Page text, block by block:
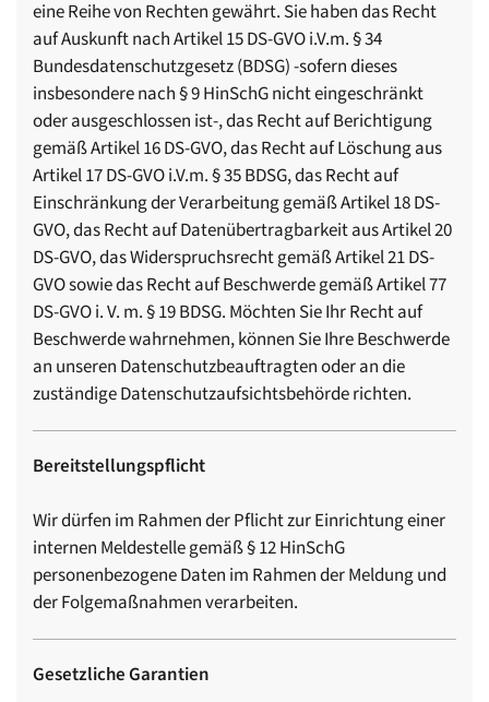
eine Reihe von Rechten gewährt. Sie haben das Recht
auf Auskunft nach Artikel 15 DS-GVO i.V.m. § 34
Bundesdatenschutzgesetz (BDSG) -sofern dieses
insbesondere nach § 9 HinSchG nicht eingeschränkt
oder ausgeschlossen ist-, das Recht auf Berichtigung
gemäß Artikel 16 DS-GVO, das Recht auf Löschung aus
Artikel 17 DS-GVO i.V.m. § 35 BDSG, das Recht auf
Einschränkung der Verarbeitung gemäß Artikel 18 DS-
GVO, das Recht auf Datenübertragbarkeit aus Artikel 20
DS-GVO, das Widerspruchsrecht gemäß Artikel 21 DS-
GVO sowie das Recht auf Beschwerde gemäß Artikel 77
DS-GVO i. V. m. § 19 BDSG. Möchten Sie Ihr Recht auf
Beschwerde wahrnehmen, können Sie Ihre Beschwerde
an unseren Datenschutzbeauftragten oder an die
zuständige Datenschutzaufsichtsbehörde richten.
Bereitstellungspflicht
Wir dürfen im Rahmen der Pflicht zur Einrichtung einer
internen Meldestelle gemäß § 12 HinSchG
personenbezogene Daten im Rahmen der Meldung und
der Folgemaßnahmen verarbeiten.
Gesetzliche Garantien